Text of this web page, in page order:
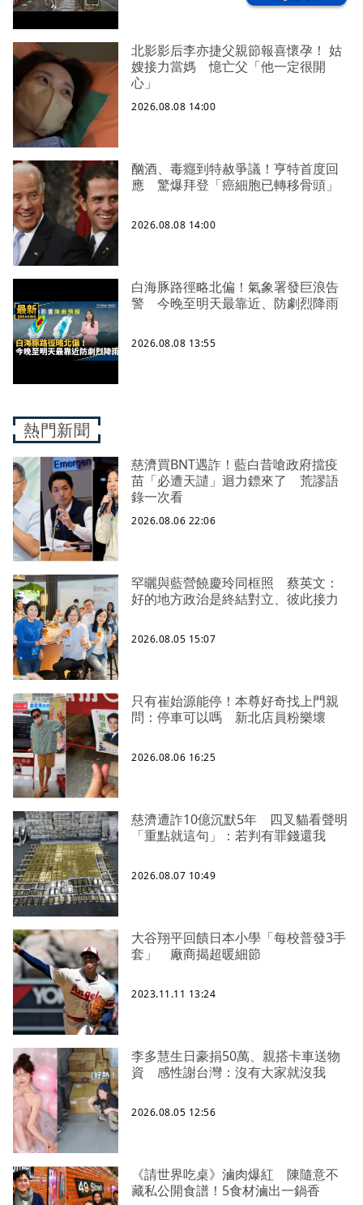
北影影后李亦捷父親節報喜懷孕！ 姑
嫂接力當媽 憶亡父「他一定很開
心」
2026.08.08 14:00
酗酒、毒癮到特赦爭議！亨特首度回
應 驚爆拜登「癌細胞已轉移骨頭」
2026.08.08 14:00
白海豚路徑略北偏！氣象署發巨浪告
警 今晚至明天最靠近、防劇烈降雨
2026.08.08 13:55
熱門新聞
慈濟買BNT遇詐！藍白昔嗆政府擋疫
苗「必遭天譴」迴力鏢來了 荒謬語
錄一次看
2026.08.06 22:06
罕曬與藍營饒慶玲同框照 蔡英文：
好的地方政治是終結對立、彼此接力
2026.08.05 15:07
只有崔始源能停！本尊好奇找上門親
問：停車可以嗎 新北店員粉樂壞
2026.08.06 16:25
慈濟遭詐10億沉默5年 四叉貓看聲明
「重點就這句」：若判有罪錢還我
2026.08.07 10:49
大谷翔平回饋日本小學「每校普發3手
套」 廠商揭超暖細節
2023.11.11 13:24
李多慧生日豪捐50萬、親搭卡車送物
資 感性謝台灣：沒有大家就沒我
2026.08.05 12:56
《請世界吃桌》滷肉爆紅 陳隨意不
藏私公開食譜！5食材滷出一鍋香